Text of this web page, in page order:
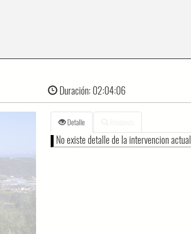
Duración: 02:04:06
Detalle
No existe detalle de la intervencion actual